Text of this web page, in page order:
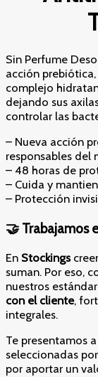
Sin Perfume
acción
complejo
dejando sus
controlar las
– Nueva acción
responsables del
– 48 horas de
– Cuida y
– Protección
🤝 Trabajamos
En Stockings
suman. Por eso,
nuestros
con el cliente,
integrales.
Te presentamos
seleccionadas
por aportar un